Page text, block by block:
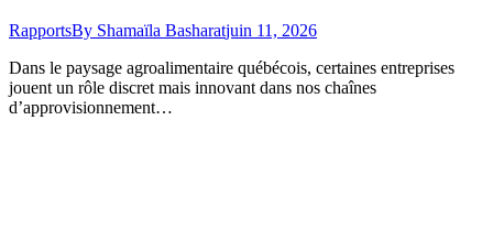
RapportsBy Shamaïla Basharatjuin 11, 2026
Dans le paysage agroalimentaire québécois, certaines entreprises
jouent un rôle discret mais innovant dans nos chaînes
d’approvisionnement…